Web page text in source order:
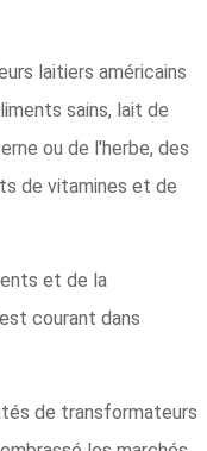
laitiers américains
sains, lait de
ou de l'herbe, des
de vitamines et de
et de la
courant dans
de transformateurs